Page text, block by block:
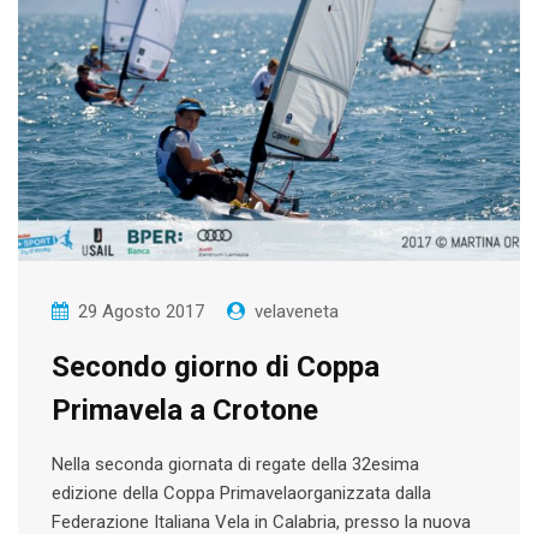
29 Agosto 2017 velaveneta
Secondo giorno di Coppa
Primavela a Crotone
Nella seconda giornata di regate della 32esima
edizione della Coppa Primavelaorganizzata dalla
Federazione Italiana Vela in Calabria, presso la nuova